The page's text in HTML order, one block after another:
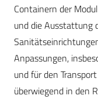
Containern der
und die Ausstattung
Anpassungen,
und für den
überwiegend in den